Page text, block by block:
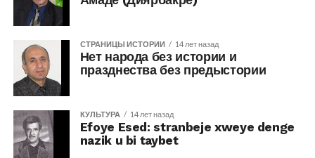
СТРАНИЦЫ ИСТОРИИ 14 лет назад
Нет народа без истории и
празднества без предыстории
КУЛЬТУРА 14 лет назад
Efoye Esed: stranbeje xweye denge
nazik u bi taybet